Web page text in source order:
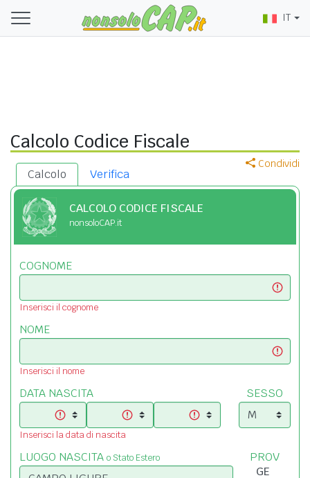
IT
Calcolo Codice Fiscale
Condividi
Calcolo Verifica
CALCOLO CODICE FISCALE
nonsoloCAP.it
COGNOME
Inserisci il cognome
NOME
Inserisci il nome
DATA NASCITA
Inserisci la data di nascita
SESSO
LUOGO NASCITA o Stato Estero PROV